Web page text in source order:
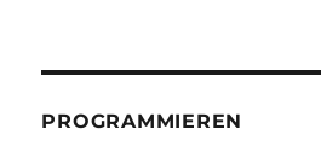
PROGRAMMIEREN